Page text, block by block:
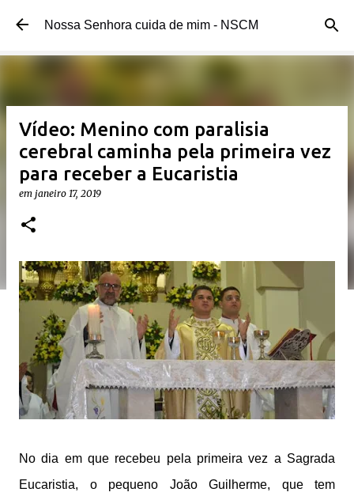
Pular para o conteúdo principal
Nossa Senhora cuida de mim - NSCM
Vídeo: Menino com paralisia
cerebral caminha pela primeira vez
para receber a Eucaristia
em janeiro 17, 2019
No dia em que recebeu pela primeira vez a Sagrada
Eucaristia, o pequeno João Guilherme, que tem